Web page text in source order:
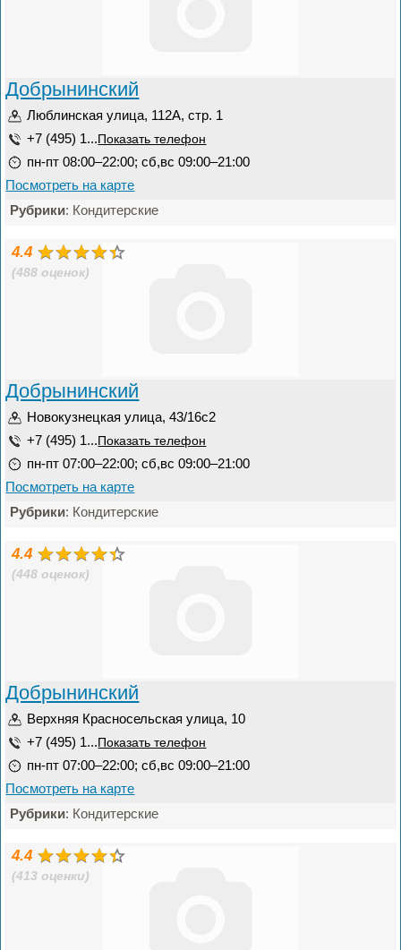
Добрынинский
Люблинская улица, 112А, стр. 1
+7 (495) 1... Показать телефон
пн-пт 08:00–22:00; сб,вс 09:00–21:00
Посмотреть на карте
Рубрики: Кондитерские
4.4
(488 оценок)
Добрынинский
Новокузнецкая улица, 43/16с2
+7 (495) 1... Показать телефон
пн-пт 07:00–22:00; сб,вс 09:00–21:00
Посмотреть на карте
Рубрики: Кондитерские
4.4
(448 оценок)
Добрынинский
Верхняя Красносельская улица, 10
+7 (495) 1... Показать телефон
пн-пт 07:00–22:00; сб,вс 09:00–21:00
Посмотреть на карте
Рубрики: Кондитерские
4.4
(413 оценки)